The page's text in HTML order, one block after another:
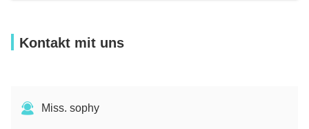
Kontakt mit uns
Miss. sophy